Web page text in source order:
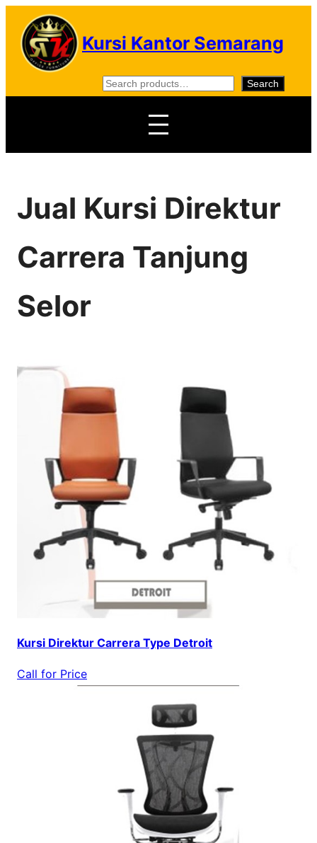
Skip
content
Kursi Kantor Semarang
S
e
c
Search
Jual Kursi Direktur
Carrera Tanjung
Selor
Kursi Direktur Carrera Type Detroit
Call for Price